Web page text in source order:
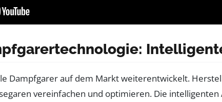
Dampfgarer auf dem Markt weiterentwickelt.
vereinfachen und optimieren. Die